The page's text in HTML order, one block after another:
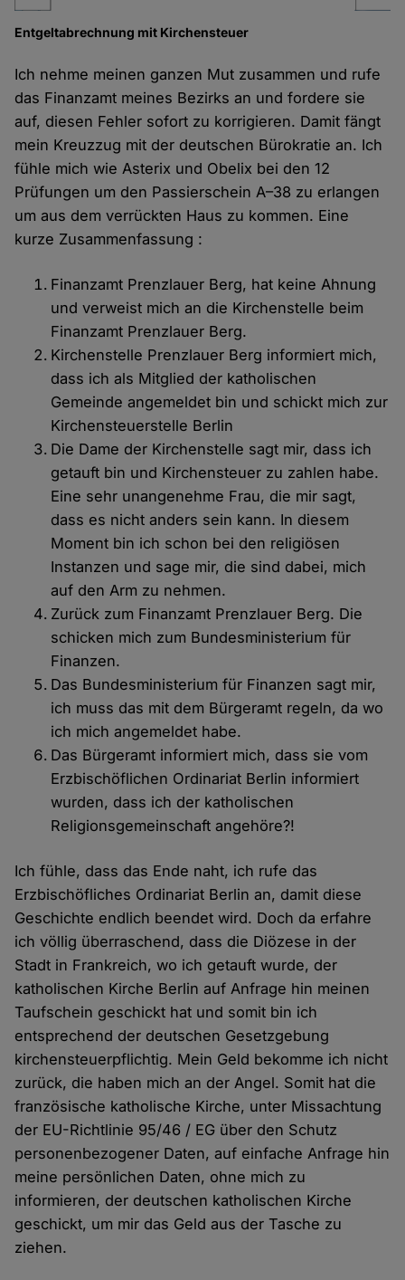
Entgeltabrechnung mit Kirchensteuer
Ich nehme meinen ganzen Mut zusammen und rufe
das Finanzamt meines Bezirks an und fordere sie
auf, diesen Fehler sofort zu korrigieren. Damit fängt
mein Kreuzzug mit der deutschen Bürokratie an. Ich
fühle mich wie Asterix und Obelix bei den 12
Prüfungen um den Passierschein A–38 zu erlangen
um aus dem verrückten Haus zu kommen. Eine
kurze Zusammenfassung :
Finanzamt Prenzlauer Berg, hat keine Ahnung
und verweist mich an die Kirchenstelle beim
Finanzamt Prenzlauer Berg.
Kirchenstelle Prenzlauer Berg informiert mich,
dass ich als Mitglied der katholischen
Gemeinde angemeldet bin und schickt mich zur
Kirchensteuerstelle Berlin
Die Dame der Kirchenstelle sagt mir, dass ich
getauft bin und Kirchensteuer zu zahlen habe.
Eine sehr unangenehme Frau, die mir sagt,
dass es nicht anders sein kann. In diesem
Moment bin ich schon bei den religiösen
Instanzen und sage mir, die sind dabei, mich
auf den Arm zu nehmen.
Zurück zum Finanzamt Prenzlauer Berg. Die
schicken mich zum Bundesministerium für
Finanzen.
Das Bundesministerium für Finanzen sagt mir,
ich muss das mit dem Bürgeramt regeln, da wo
ich mich angemeldet habe.
Das Bürgeramt informiert mich, dass sie vom
Erzbischöflichen Ordinariat Berlin informiert
wurden, dass ich der katholischen
Religionsgemeinschaft angehöre?!
Ich fühle, dass das Ende naht, ich rufe das
Erzbischöfliches Ordinariat Berlin an, damit diese
Geschichte endlich beendet wird. Doch da erfahre
ich völlig überraschend, dass die Diözese in der
Stadt in Frankreich, wo ich getauft wurde, der
katholischen Kirche Berlin auf Anfrage hin meinen
Taufschein geschickt hat und somit bin ich
entsprechend der deutschen Gesetzgebung
kirchensteuerpflichtig. Mein Geld bekomme ich nicht
zurück, die haben mich an der Angel. Somit hat die
französische katholische Kirche, unter Missachtung
der EU-Richtlinie 95/46 / EG über den Schutz
personenbezogener Daten, auf einfache Anfrage hin
meine persönlichen Daten, ohne mich zu
informieren, der deutschen katholischen Kirche
geschickt, um mir das Geld aus der Tasche zu
ziehen.